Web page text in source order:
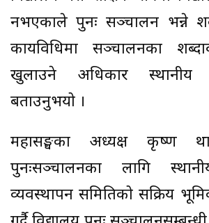
नभएकाले पुनः सञ्चालन भन्ने
कार्यविधिमा सञ्चालनका
खुलाउने अधिकार स्थानीय
बताउनुभयो ।
महासङ्घका अध्यक्ष कृष्ण
पुनःसञ्चालनका लागि
व्यवस्थापन समितिको सक्रिय